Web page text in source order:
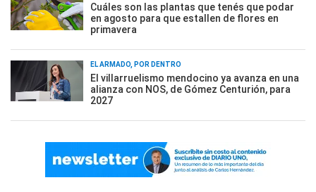
Cuáles son las plantas que tenés que podar
en agosto para que estallen de flores en
primavera
EL ARMADO, POR DENTRO
El villarruelismo mendocino ya avanza en una
alianza con NOS, de Gómez Centurión, para
2027